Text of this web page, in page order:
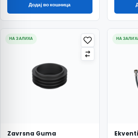
Додај во кошница
НА ЗАЛИХА
Zavrsna Guma
НА